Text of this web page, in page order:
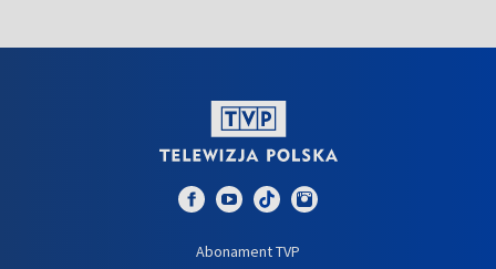
Abonament TVP